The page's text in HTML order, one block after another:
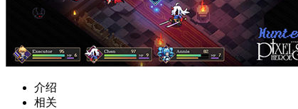
介绍
相关